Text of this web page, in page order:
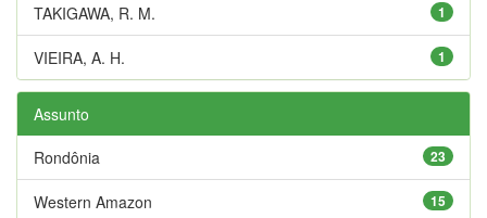
1
TAKIGAWA, R. M.
1
VIEIRA, A. H.
Assunto
23
Rondônia
15
Western Amazon